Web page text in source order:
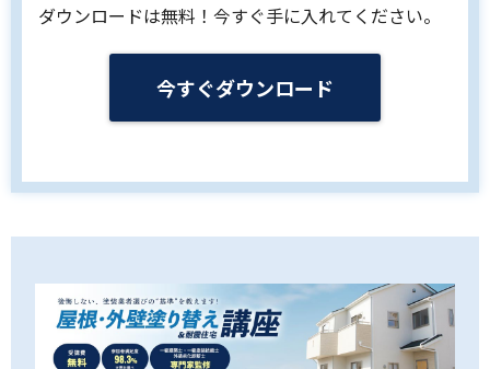
ダウンロードは無料！今すぐ手に入れてください。
今すぐダウンロード